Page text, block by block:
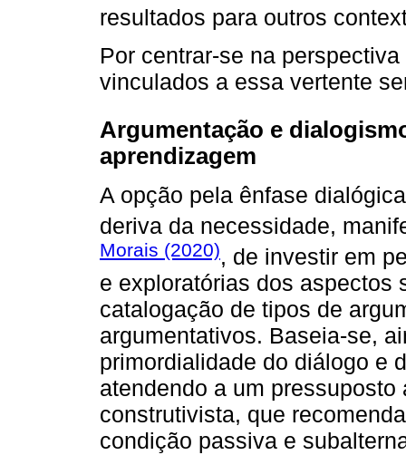
resultados para outros
Por centrar-se na
vinculados a essa vertente
Argumentação e
aprendizagem
A opção pela ênfase
deriva da necessidade,
Morais (2020), de investir em
e exploratórias dos aspectos
catalogação de tipos de
argumentativos. Baseia-se,
primordialidade do diálogo e
atendendo a um
construtivista, que
condição passiva e